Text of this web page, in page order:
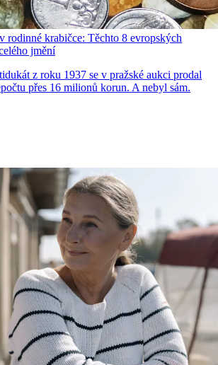
rodinné krabičce: Těchto 8 evropských
jmění
z roku 1937 se v pražské aukci prodal
přes 16 milionů korun. A nebyl sám.